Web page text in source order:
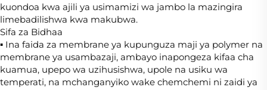
kuondoa kwa ajili ya usimamizi wa jambo la mazingira
limebadilishwa kwa makubwa.
Sifa za Bidhaa
▪ Ina faida za membrane ya kupunguza maji ya polymer na
membrane ya usambazaji, ambayo inapongeza kifaa cha
kuamua, upepo wa uzihusishwa, upole na usiku wa
temperati, na mchanganyiko wake chemchemi ni zaidi ya